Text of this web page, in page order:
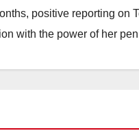
positive reporting on
with the power of her